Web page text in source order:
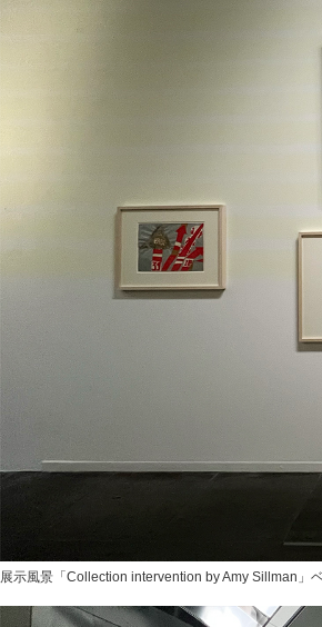
展示風景「Collection intervention by Amy Sillman」